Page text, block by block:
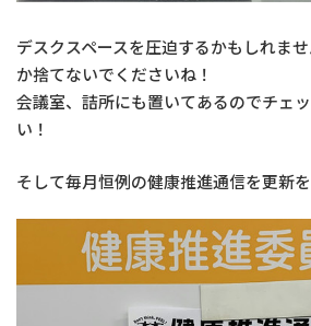
デスクスペースを圧迫するかもしれま
か捨てないでくださいね！
会議室、詰所にも置いてあるのでチェ
い！
そして毎月恒例の健康推進通信を更新